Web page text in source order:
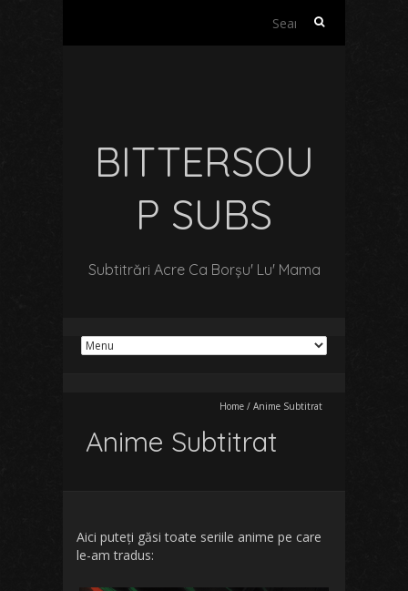
Search
BITTERSOU
P SUBS
Subtitrări Acre Ca Borșu' Lu' Mama
Home / Anime Subtitrat
Anime Subtitrat
Aici puteți găsi toate seriile anime pe care
le-am tradus: